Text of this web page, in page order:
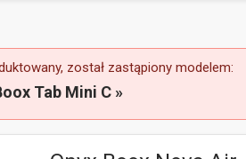
został zastąpiony modelem:
Tab Mini C »